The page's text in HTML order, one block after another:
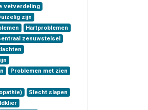
vetverdeling
zijn
Hartproblemen
zenuwstelsel
Problemen met zien
Slecht slapen